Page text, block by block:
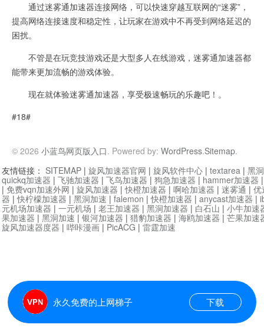
通过迷雾通加速器连接网络，可以快速穿越互联网的“迷雾”，
提高网络连接速度和稳定性，让玩家在游戏中不再受到网络延迟的
困扰。
不管是在玩竞技游戏还是大型多人在线游戏，迷雾通加速器都
能带来更加流畅的游戏体验。
现在就体验迷雾通加速器，享受极速畅玩的乐趣吧！。
#18#
© 2026 小蓝鸟网页版入口. Powered by: WordPress.Sitemap.
永久免费的上网梯子 下载
友情链接： SITEMAP | 旋风加速器官网 | 旋风软件中心 | textarea | 黑
quickq加速器 | 飞驰加速器 | 飞鸟加速器 | 狗急加速器 | hammer加速器
| 免费vqn加速外网 | 旋风加速器 |快橙加速器 | 啊哈加速器 | 迷雾通 | 优
器 |快柠檬加速器 | 黑洞加速 | falemon |快橙加速器 | anycast加速器 |
元机场加速器 | 一元机场 | 老王加速器 | 黑洞加速器 | 白石山 | 小牛加速
果加速器 | 黑洞加速 | 银河加速器 | 猎豹加速器 | 海鸥加速器 | 芒果加速
旋风加速器度器 | 哔咔漫画 | PicACG | 雷霆加速